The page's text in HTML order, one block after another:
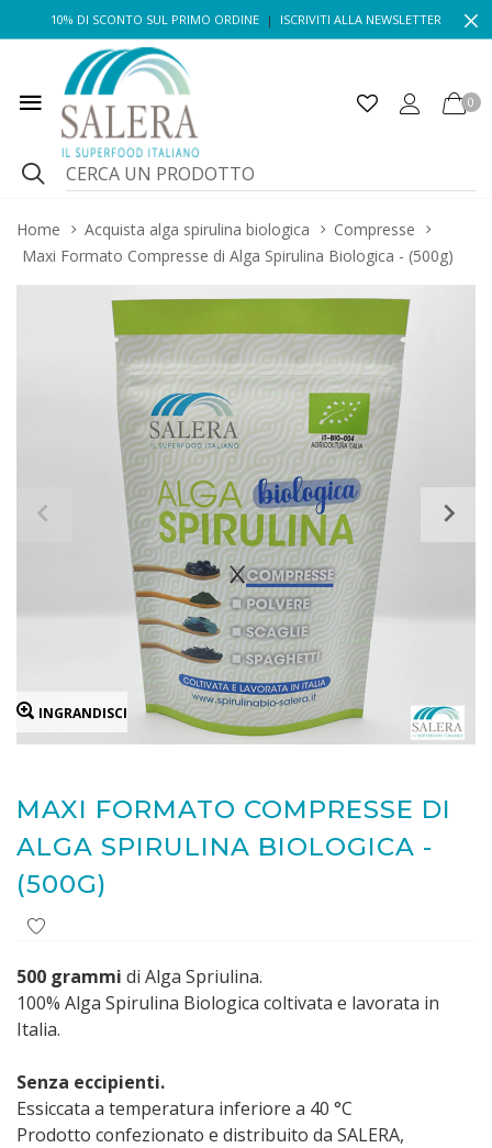
10% DI SCONTO SUL PRIMO ORDINE | ISCRIVITI ALLA NEWSLETTER
0
Home Acquista alga spirulina biologica
Compresse
Maxi Formato Compresse di Alga Spirulina Biologica - (500g)
INGRANDISCI
MAXI FORMATO COMPRESSE DI
ALGA SPIRULINA BIOLOGICA -
(500G)
500 grammi di Alga Spriulina.
100% Alga Spirulina Biologica coltivata e lavorata in
Italia.
Senza eccipienti.
Essiccata a temperatura inferiore a 40 °C
Prodotto confezionato e distribuito da SALERA,